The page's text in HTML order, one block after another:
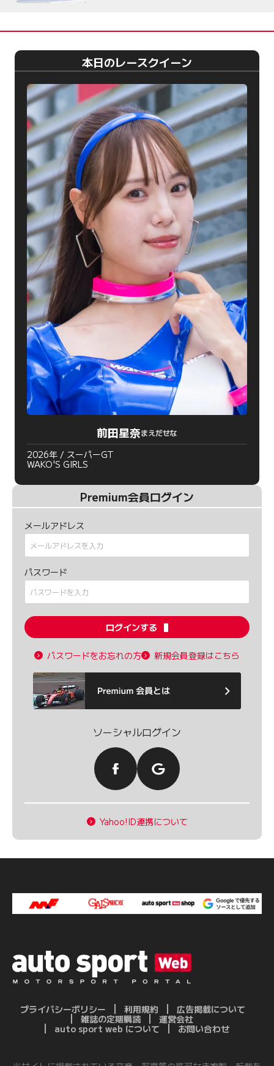
本日のレースクイーン
前田星奈まえだせな
2026年 / スーパーGT
WAKO'S GIRLS
Premium会員ログイン
メールアドレス
パスワード
ログインする
パスワードをお忘れの方 新規会員登録はこちら
ソーシャルログイン
Yahoo!ID連携について
プライバシーポリシー 利用規約
広告掲載について
雑誌の定期購読
運営会社
auto sport web について
お問い合わせ